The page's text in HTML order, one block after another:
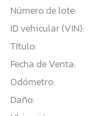
Número de lote:
ID vehicular (VIN):
Título:
Fecha de Venta:
Odómetro:
Daño: